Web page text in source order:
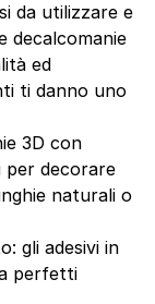
da utilizzare e
decalcomanie
ed
ti danno uno
3D con
per decorare
naturali o
gli adesivi in
perfetti